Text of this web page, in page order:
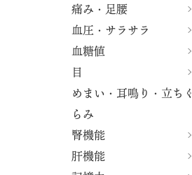
痛み・足腰
血圧・サラサラ
血糖値
目
めまい・耳鳴り・立ちく
らみ
腎機能
肝機能